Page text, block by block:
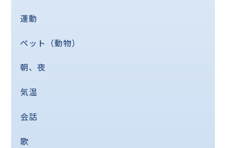
運動
ペット（動物）
朝、夜
気温
会話
歌